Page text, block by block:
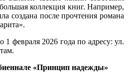
коллекция книг. Например,
создана после прочтения романа
1 февраля 2026 года по адресу: ул.
«Принцип надежды»